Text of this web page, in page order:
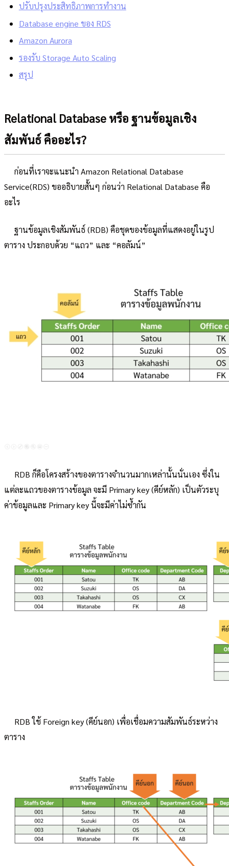
ปรับปรุงประสิทธิภาพการทำงาน
Database engine ของ RDS
Amazon Aurora
รองรับ Storage Auto Scaling
สรุป
Relational Database หรือ ฐานข้อมูลเชิง
สัมพันธ์ คืออะไร?
ก่อนที่เราจะแนะนำ Amazon Relational Database
Service(RDS) ขออธิบายสั้นๆ ก่อนว่า Relational Database คือ
อะไร
ฐานข้อมูลเชิงสัมพันธ์ (RDB) คือชุดของข้อมูลที่แสดงอยู่ในรูป
ตาราง ประกอบด้วย “แถว” และ “คอลัมน์”
RDB ก็คือโครงสร้างของตารางจำนวนมากเหล่านั้นนั่นเอง ซึ่งใน
แต่ละแถวของตารางข้อมูล จะมี Primary key (คีย์หลัก) เป็นตัวระบุ
ค่าข้อมูลและ Primary key นี้จะมีค่าไม่ซ้ำกัน
RDB ใช้ Foreign key (คีย์นอก) เพื่อเชื่อมความสัมพันธ์ระหว่าง
ตาราง